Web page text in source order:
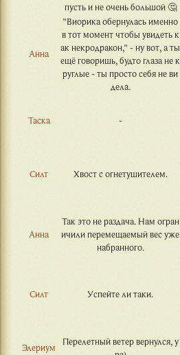
пусть и не очень большой 🤔
Анна
"Виорика обернулась именно
в тот момент чтобы увидеть к
ак некродракон," - ну вот, а ты
ещё говоришь, будто глаза не к
руглые - ты просто себя не ви
дела.
Таска -
Силт Хвост с огнетушителем.
Анна
Так это не раздача. Нам огран
ичили перемещаемый вес уже
набранного.
Силт Успейте ли таки.
Элериум
Перелетный ветер вернулся, у